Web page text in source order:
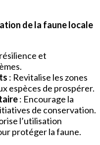
de la faune locale
et
: Revitalise les zones
espèces de prospérer.
: Encourage la
de conservation.
l’utilisation
protéger la faune.